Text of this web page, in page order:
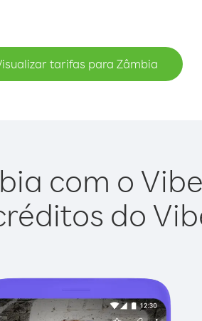
tarifas para Zâmbia
com o
do